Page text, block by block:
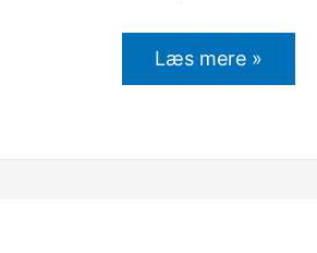
Læs mere »